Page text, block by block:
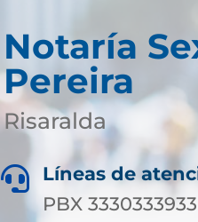
Notaría
Pereira
Risaralda

Líneas de
PBX